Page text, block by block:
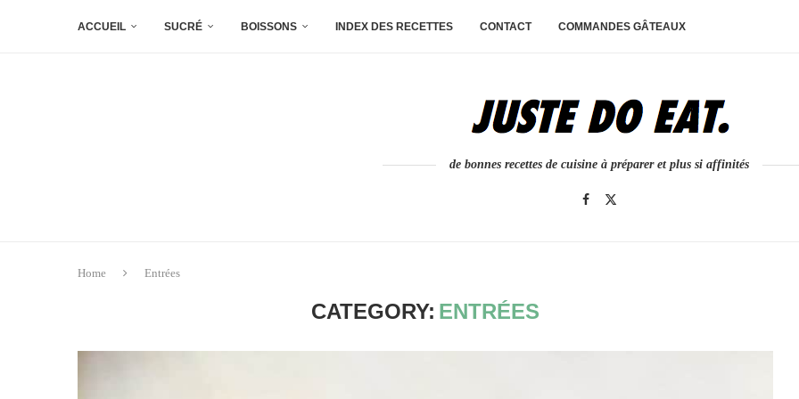
ACCUEIL SUCRÉ BOISSONS INDEX DES RECETTES CONTACT COMMANDES GÂTEAUX
de bonnes recettes de cuisine à préparer et plus si affinités
Home Entrées
CATEGORY: ENTRÉES